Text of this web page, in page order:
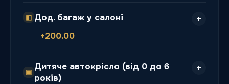
◧ Дод. багаж у салоні
+200.00
▣
Дитяче автокрісло (від 0 до 6
років)